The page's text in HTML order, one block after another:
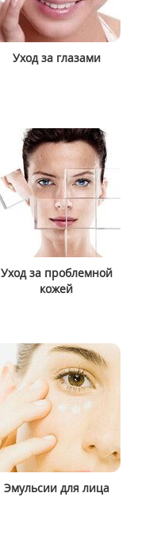
Уход за глазами
Уход за проблемной
кожей
Эмульсии для лица